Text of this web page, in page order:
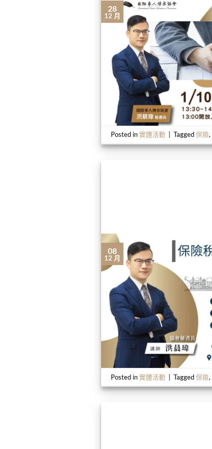
28
12 月
Posted in實體活動 Tagged保險,
08
12 月
Posted in實體活動 Tagged保險,